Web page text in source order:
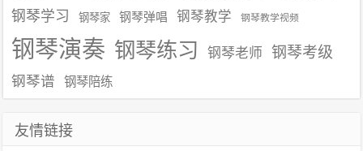
钢琴学习 钢琴家 钢琴弹唱 钢琴教学 钢琴教学视频
钢琴演奏 钢琴练习 钢琴老师 钢琴考级
钢琴谱 钢琴陪练
友情链接